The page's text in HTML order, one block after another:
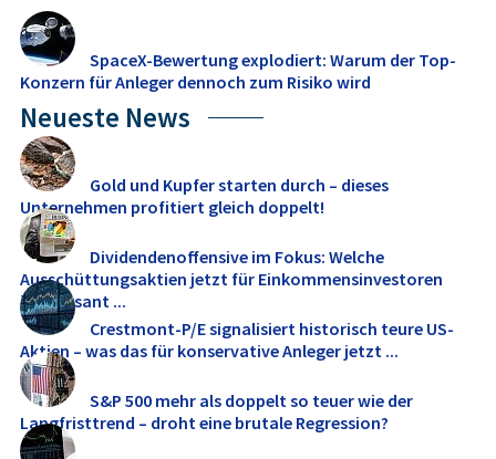
SpaceX-Bewertung explodiert: Warum der Top-
Konzern für Anleger dennoch zum Risiko wird
Neueste News
Gold und Kupfer starten durch – dieses
Unternehmen profitiert gleich doppelt!
Dividendenoffensive im Fokus: Welche
Ausschüttungsaktien jetzt für Einkommensinvestoren
interessant ...
Crestmont-P/E signalisiert historisch teure US-
Aktien – was das für konservative Anleger jetzt ...
S&P 500 mehr als doppelt so teuer wie der
Langfristtrend – droht eine brutale Regression?